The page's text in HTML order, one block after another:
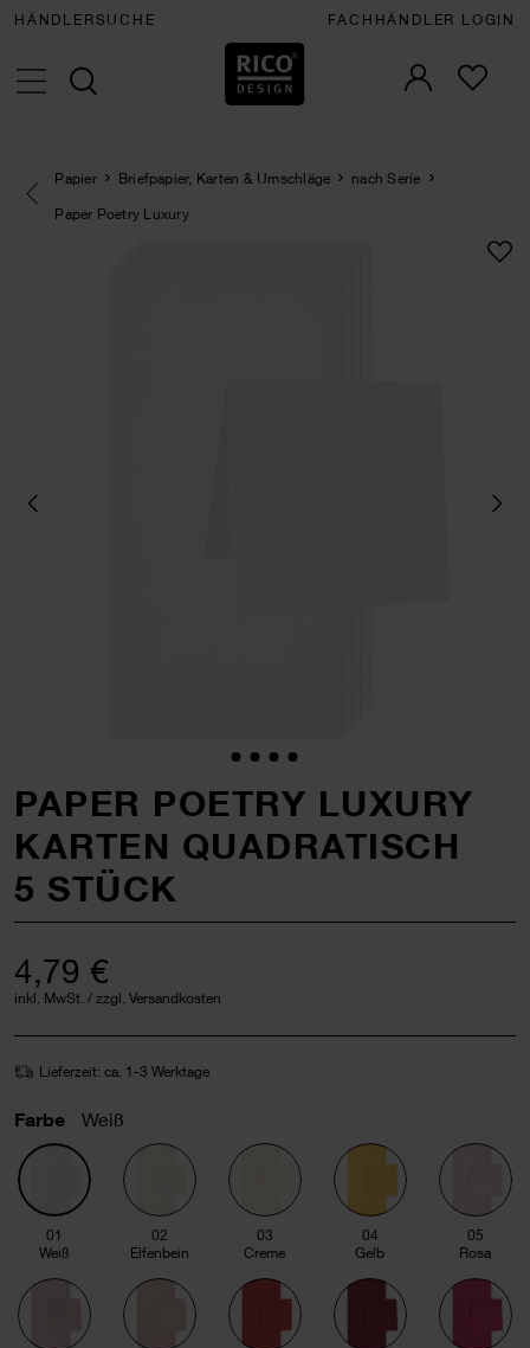
HÄNDLERSUCHE FACHHÄNDLER LOGIN
Eine Kategorie zurück navigieren
Papier Briefpapier, Karten & Umschläge
nach Serie
Paper Poetry Luxury
PAPER POETRY LUXURY
KARTEN QUADRATISCH
5 STÜCK
4,79 €
inkl. MwSt. / zzgl. Versandkosten
Lieferzeit: ca. 1-3 Werktage
Farbe Weiß
01
Weiß
02
Elfenbein
03
Creme
04
Gelb
05
Rosa